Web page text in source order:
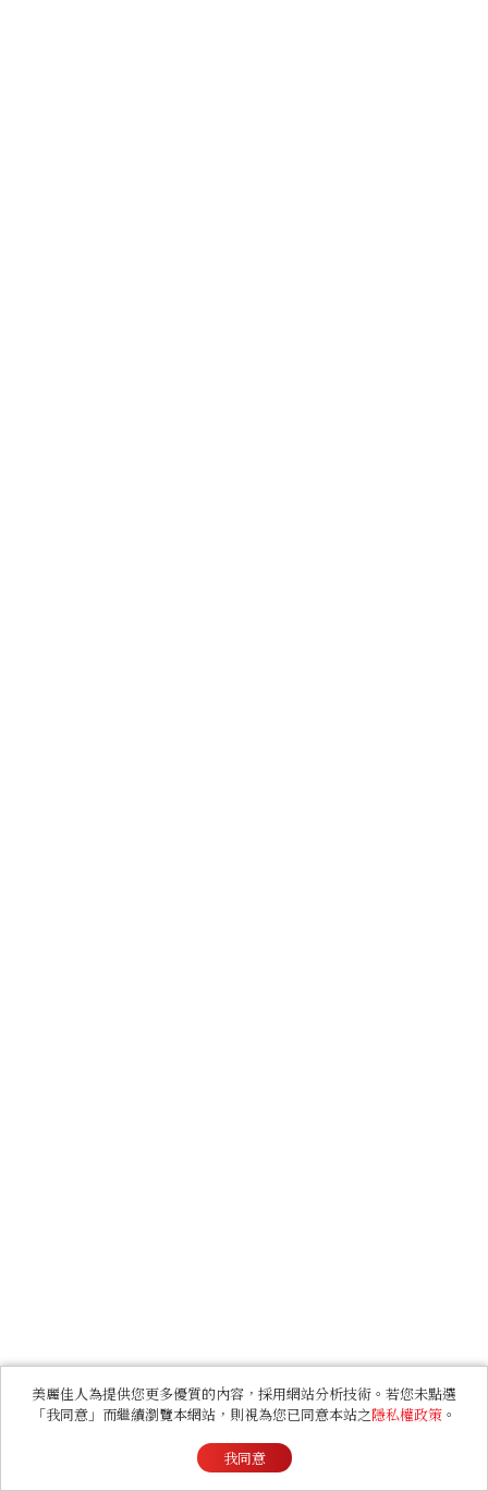
美麗佳人為提供您更多優質的內容，採用網站分析技術。若您未點選
「我同意」而繼續瀏覽本網站，則視為您已同意本站之隱私權政策 。
我同意